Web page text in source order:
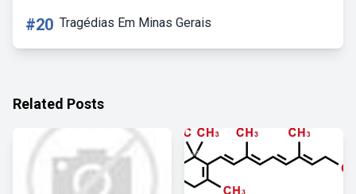
#20 Tragédias Em Minas Gerais
Related Posts